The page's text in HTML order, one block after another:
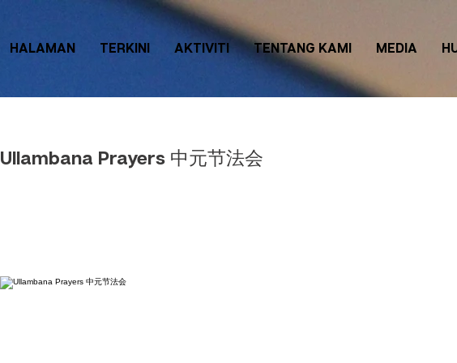
HALAMAN TERKINI AKTIVITI TENTANG KAMI MEDIA
Ullambana Prayers 中元节法会